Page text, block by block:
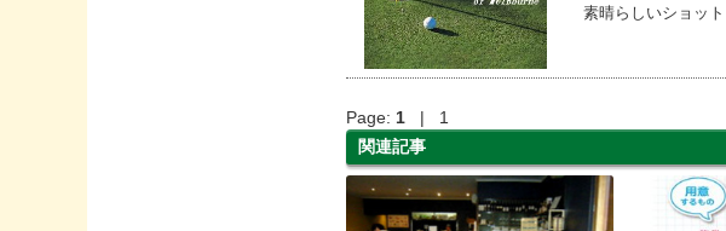
素晴らしいショッ
Page: 1 | 1
関連記事